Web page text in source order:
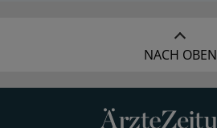
NACH OBEN